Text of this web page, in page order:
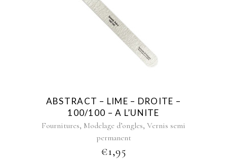
ABSTRACT – LIME – DROITE –
100/100 – A L’UNITE
Fournitures, Modelage d’ongles, Vernis semi
permanent
€1,95